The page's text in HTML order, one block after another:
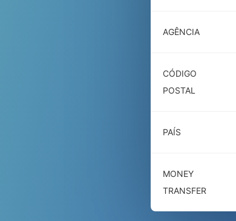
AGÊNCIA
CÓDIGO
POSTAL
PAÍS
MONEY
TRANSFER